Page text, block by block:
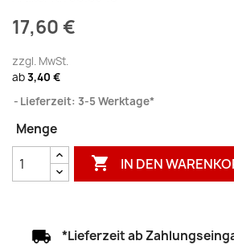
17,60 €
zzgl. MwSt.
ab3,40 €
Lieferzeit: 3-5 Werktage*
Menge
 IN DEN
*Lieferzeit ab